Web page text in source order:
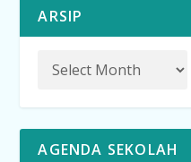
ARSIP
AGENDA SEKOLAH